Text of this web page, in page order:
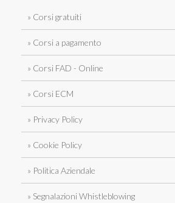
» Corsi gratuiti
» Corsi a pagamento
» Corsi FAD - Online
» Corsi ECM
» Privacy Policy
» Cookie Policy
» Politica Aziendale
» Segnalazioni Whistleblowing